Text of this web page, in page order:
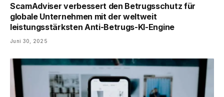
ScamAdviser verbessert den Betrugsschutz für
globale Unternehmen mit der weltweit
leistungsstärksten Anti-Betrugs-KI-Engine
Juni 30, 2025